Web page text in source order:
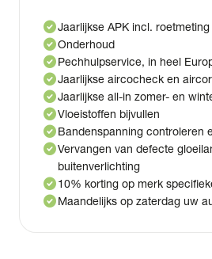
check_circleJaarlijkse APK incl. roetmeting
check_circleOnderhoud
check_circlePechhulpservice, in heel
check_circleJaarlijkse aircocheck en
check_circleJaarlijkse all-in zomer- en
check_circleVloeistoffen bijvullen
check_circleBandenspanning controleren
check_circleVervangen van defecte
buitenverlichting
check_circle10% korting op merk
check_circleMaandelijks op zaterdag uw